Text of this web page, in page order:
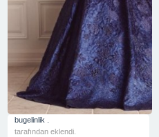
bugelinlik .
tarafından eklendi.